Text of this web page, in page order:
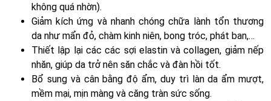
không quá nhờn).
Giảm kích ứng và nhanh chóng chữa lành tổn thương
da như mẩn đỏ, chàm kinh niên, bong tróc, phát ban,…
Thiết lập lại các các sợi elastin và collagen, giảm nếp
nhăn, giúp da trở nên săn chắc và đàn hồi tốt.
Bổ sung và cân bằng độ ẩm, duy trì làn da ẩm mượt,
mềm mại, mịn màng và căng tràn sức sống.